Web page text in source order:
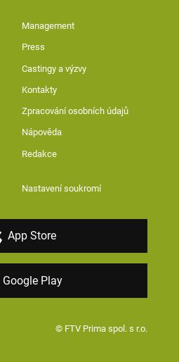
Management
Press
Castingy a výzvy
Kontakty
Zpracování osobních údajů
Nápověda
Redakce
Nastavení soukromí
App Store
Google Play
© FTV Prima spol. s r.o.